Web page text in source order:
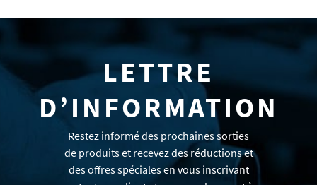
LETTRE
D’INFORMATION
Restez informé des prochaines sorties
de produits et recevez des réductions et
des offres spéciales en vous inscrivant